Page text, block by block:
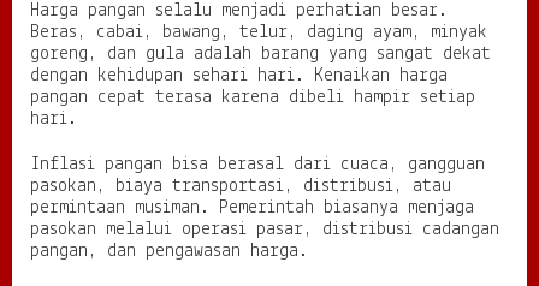
Harga pangan selalu menjadi perhatian besar.
Beras, cabai, bawang, telur, daging ayam, minyak
goreng, dan gula adalah barang yang sangat dekat
dengan kehidupan sehari hari. Kenaikan harga
pangan cepat terasa karena dibeli hampir setiap
hari.
Inflasi pangan bisa berasal dari cuaca, gangguan
pasokan, biaya transportasi, distribusi, atau
permintaan musiman. Pemerintah biasanya menjaga
pasokan melalui operasi pasar, distribusi cadangan
pangan, dan pengawasan harga.